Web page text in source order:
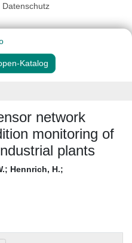
Datenschutz
Katalog
network
monitoring of
plants
; Hennrich, H.;